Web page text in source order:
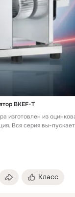
BKEF-T
изготовлен из
Вся серия вы-
воздуха при
рабочего
обслуживания.
Класс